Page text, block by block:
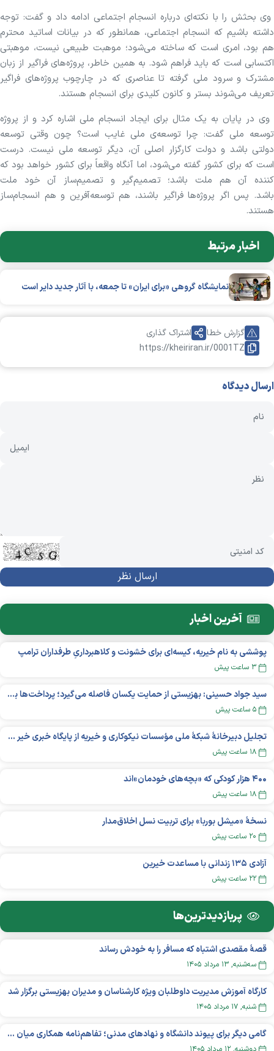
وی بحثش را با نکته‌ای درباره انسجام اجتماعی ادامه داد و گفت: توجه
داشته باشیم که انسجام اجتماعی، همانطور که در بیانات اساتید محترم
هم بود، امری است که ساخته می‌شود؛ موهبت طبیعی نیست، موهبتی
اکتسابی است که باید فراهم شود. به همین خاطر، پروژه‌های فراگیر از زبان
مشترک و سرود ملی گرفته تا عناصری که در چارچوب پروژه‌های فراگیر
تعریف می‌شوند بستر و کانون کلیدی برای انسجام هستند.
‌ وی در پایان به یک مثال برای ایجاد انسجام ملی اشاره کرد و از پروژه
توسعه‌ ملی گفت: چرا توسعه‌ی ملی غایب است؟ چون وقتی توسعه
دولتی باشد و دولت کارگزار اصلی آن، دیگر توسعه ملی نیست. درست
است که برای کشور گفته می‌شود، اما آنگاه واقعاً برای کشور خواهد بود که
کننده آن هم ملت باشد؛ تصمیم‌گیر و تصمیم‌ساز آن خود ملت
باشد. پس اگر پروژه‌ها فراگیر باشند، هم توسعه‌آفرین و هم انسجام‌ساز
هستند.
اخبار مرتبط
نمایشگاه گروهی «برای ایران» تا جمعه، با آثار جدید دایر است
https://kheiriran.ir/0001TZ
گزارش خطا اشتراک گذاری
ارسال دیدگاه
آخرین اخبار
پوششی به نام خیریه، کیسه‌ای برای خشونت و کلاهبرداریِ طرفداران ترامپ
۳ ساعت پیش
سید جواد حسینی: بهزیستی از حمایت یکسان فاصله می‌گیرد؛ پرداخت‌ها بر اساس نوع معلولیت و میزان نیاز تغییر می‌کند
۵ ساعت پیش
تجلیل دبیرخانۀ شبکۀ ملی مؤسسات نیکوکاری و خیریه از پایگاه خبری خیر ایران
۱۸ ساعت پیش
۴۰۰ هزار کودکی که «بچه‌های خودمان»‌اند
۱۸ ساعت پیش
نسخهٔ «میشل بوربا» برای تربیت نسل اخلاق‌مدار
۲۰ ساعت پیش
آزادی ۱۳۵ زندانی با مساعدت خیرین
۲۲ ساعت پیش
پربازدید‌ترین‌ها
قصهٔ مقصدی اشتباه که مسافر را به خودش رساند
سه‌شنبه, ۱۳ مرداد ۱۴۰۵
کارگاه آموزش مدیریت داوطلبان ویژه کارشناسان و مدیران بهزیستی برگزار شد
شنبه, ۱۷ مرداد ۱۴۰۵
گامی دیگر برای پیوند دانشگاه و نهادهای مدنی؛ تفاهم‌نامه همکاری میان «شبکه ملی» و «دانشگاه هنر ایران» منعقد شد